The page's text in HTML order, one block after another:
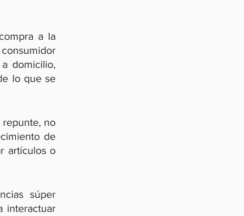
a la
domicilio,
lo que se
repunte, no
de
artículos o
súper
interactuar